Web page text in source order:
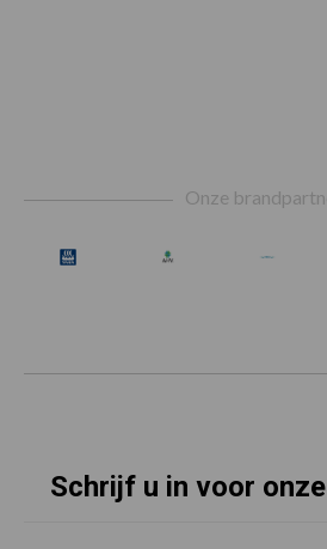
Onze
Schrijf u in voor